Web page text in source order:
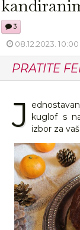
3
08.12.2023. 10:00
PRATITE
J kuglof s
izbor za